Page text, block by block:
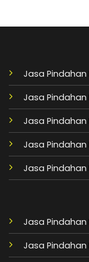
Jasa
Jasa
Jasa Pindahan
Jasa
Jasa Pindahan
Jasa Pindahan
Jasa Pindahan